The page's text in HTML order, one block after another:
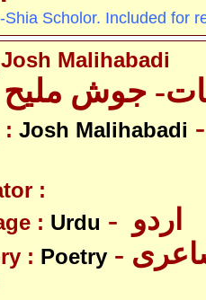
Shia Scholor. Included for
Malihabadi
جوش ملیح
: Josh Malihabadi
:
: Urdu
: Poetry